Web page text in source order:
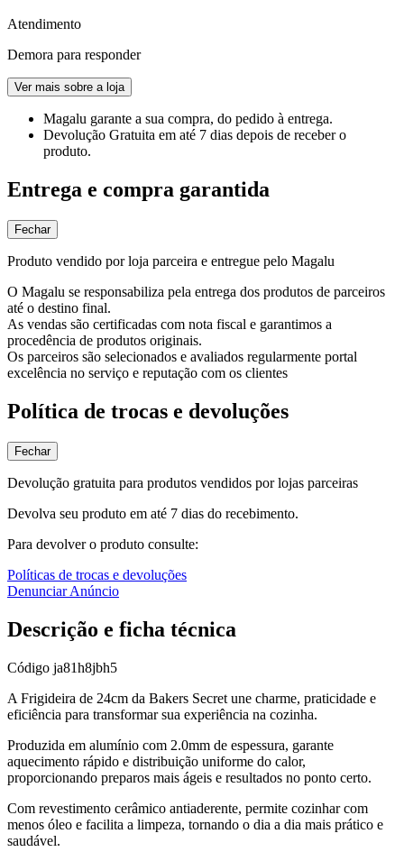
Atendimento
Demora para responder
Ver mais sobre a loja
Magalu garante a sua compra, do pedido à entrega.
Devolução Gratuita em até 7 dias depois de receber o
produto.
Entrega e compra garantida
Fechar
Produto vendido por loja parceira e entregue pelo Magalu
O Magalu se responsabiliza pela entrega dos produtos de parceiros
até o destino final.
As vendas são certificadas com nota fiscal e garantimos a
procedência de produtos originais.
Os parceiros são selecionados e avaliados regularmente portal
excelência no serviço e reputação com os clientes
Política de trocas e devoluções
Fechar
Devolução gratuita para produtos vendidos por lojas parceiras
Devolva seu produto em até 7 dias do recebimento.
Para devolver o produto consulte:
Políticas de trocas e devoluções
Denunciar Anúncio
Descrição e ficha técnica
Código ja81h8jbh5
A Frigideira de 24cm da Bakers Secret une charme, praticidade e
eficiência para transformar sua experiência na cozinha.
Produzida em alumínio com 2.0mm de espessura, garante
aquecimento rápido e distribuição uniforme do calor,
proporcionando preparos mais ágeis e resultados no ponto certo.
Com revestimento cerâmico antiaderente, permite cozinhar com
menos óleo e facilita a limpeza, tornando o dia a dia mais prático e
saudável.